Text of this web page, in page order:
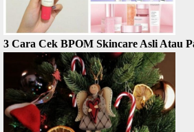
3 Cara Cek BPOM Skincare Asli Atau